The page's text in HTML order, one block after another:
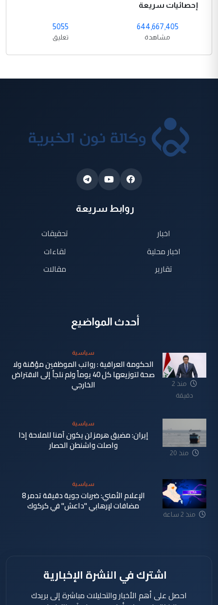
إحصائيات سريعة
644,667,405
مشاهدة
5055
تعليق
روابط سريعة
اخبار
اخبار محلية
تقارير
تحقيقات
لقاءات
مقالات
أحدث المواضيع
منذ 2
دقيقة
سياسية
الحكومة العراقية : رواتب الموظفين مؤمّنة ولا
صحة لتوزيعها كل 40 يوماً ولم نلجأ إلى الاقتراض
الخارجي
منذ 20
سياسية
إيران: مضيق هرمز لن يكون آمنا للملاحة إذا
واصلت واشنطن الحصار
منذ 2 ساعة
سياسية
الإعلام الأمني: ضربات جوية دقيقة تدمر 8
مضافات لإرهابي "داعش" في كركوك
اشترك في النشرة الإخبارية
احصل على أهم الأخبار والتحليلات مباشرة إلى بريدك